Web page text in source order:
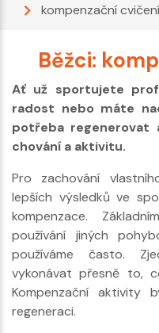
kompenzační cvičení
Běžci:
Ať už sportujete
radost nebo máte
potřeba regenerovat
chování a aktivitu.
Pro zachování
lepších výsledků ve
kompenzace.
používání jiných
používáme často.
vykonávat přesně to,
Kompenzační aktivity
regeneraci.